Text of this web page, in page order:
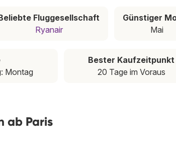
Fluggesellschaft
Ryanair
Günstiger
Mai
: Montag
Bester Kaufzeitpunkt
20 Tage im Voraus
ab Paris